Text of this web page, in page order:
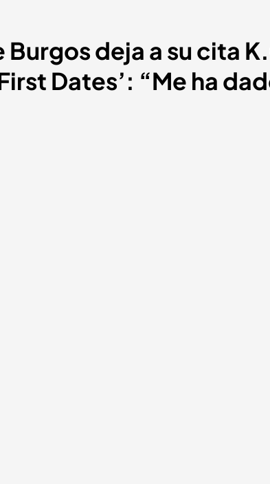
Burgos deja a su cita
Dates’: “Me ha